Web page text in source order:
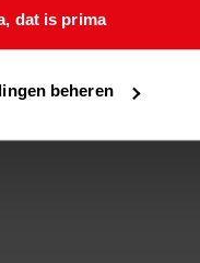
dat is prima
beheren